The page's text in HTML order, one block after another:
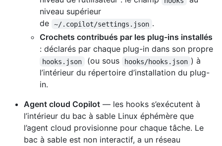
niveau supérieur
de
~/.copilot/settings.json .
Crochets contribués par les plug-ins installés
: déclarés par chaque plug-in dans son propre
hooks.json (ou sous hooks/hooks.json ) à
l’intérieur du répertoire d’installation du plug-
in.
Agent cloud Copilot — les hooks s’exécutent à
l’intérieur du bac à sable Linux éphémère que
l’agent cloud provisionne pour chaque tâche. Le
bac à sable est non interactif, a un réseau